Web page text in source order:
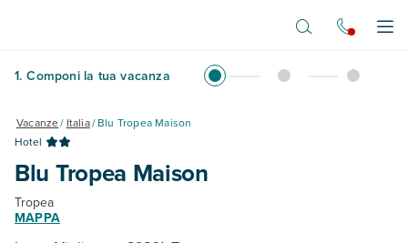
1. Componi la tua vacanza
Vacanze/ Italia/Blu Tropea Maison
Hotel
Blu Tropea Maison
Tropea
MAPPA